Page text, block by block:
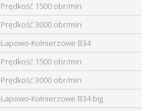
Prędkość 1500 obr/min
Prędkość 3000 obr/min
Łapowo-Kołnierzowe B34
Prędkość 1500 obr/min
Prędkość 3000 obr/min
Łapowo-Kołnierzowe B34 big